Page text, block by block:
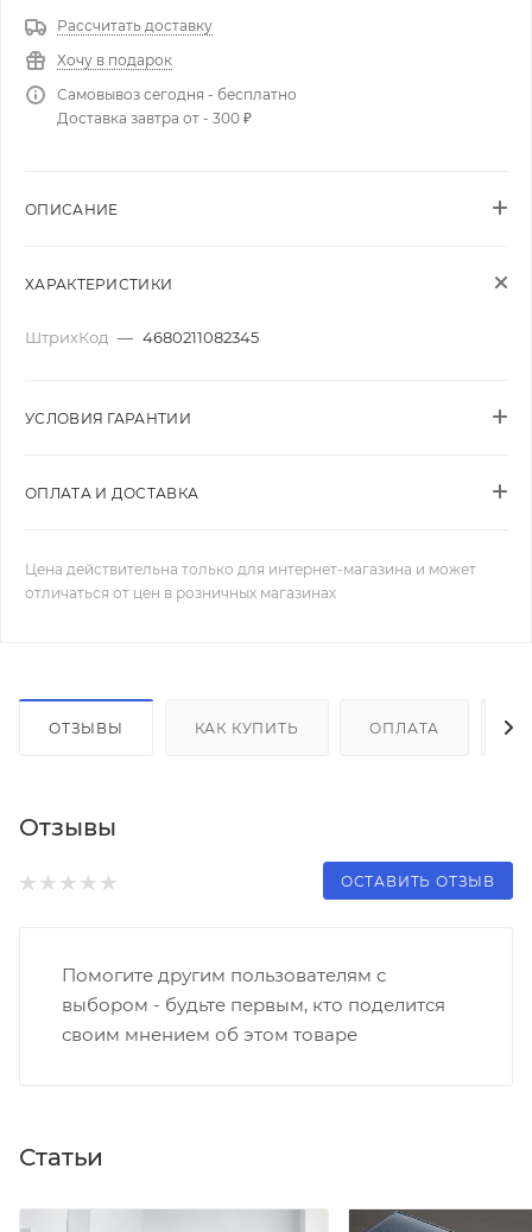
Рассчитать доставку
Хочу в подарок
Самовывоз сегодня - бесплатно
Доставка завтра от - 300 ₽
ОПИСАНИЕ
ХАРАКТЕРИСТИКИ
ШтрихКод — 4680211082345
УСЛОВИЯ ГАРАНТИИ
ОПЛАТА И ДОСТАВКА
Цена действительна только для интернет-магазина и может
отличаться от цен в розничных магазинах
ОТЗЫВЫ КАК КУПИТЬ ОПЛАТА
Отзывы
ОСТАВИТЬ ОТЗЫВ
Помогите другим пользователям с
выбором - будьте первым, кто поделится
своим мнением об этом товаре
Статьи